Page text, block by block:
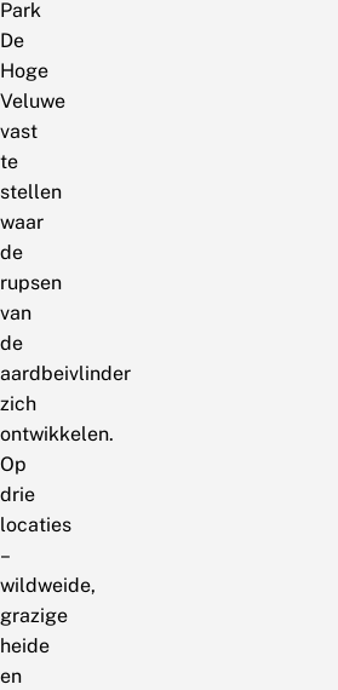
Park
De
Hoge
Veluwe
vast
te
stellen
waar
de
rupsen
van
de
aardbeivlinder
zich
ontwikkelen.
Op
drie
locaties
–
wildweide,
grazige
heide
en